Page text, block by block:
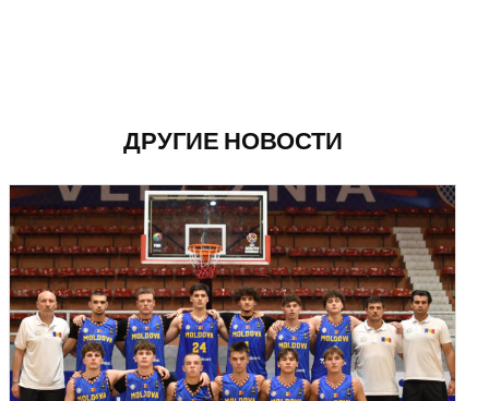
ДРУГИЕ НОВОСТИ